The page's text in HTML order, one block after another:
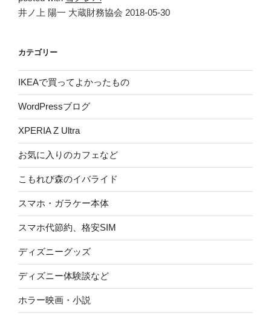
井ノ上 陽一 大蔵財務協会 2018-05-30
カテゴリー
IKEAで買ってよかったもの
WordPressブログ
XPERIA Z Ultra
お気に入りのカフェなど
こもれび森のイバライド
スマホ・ガラケー本体
スマホ代節約、格安SIM
ディズニーグッズ
ディズニー体験談など
ホラー映画・小説